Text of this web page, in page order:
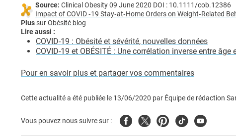
Source: Clinical Obesity 09 June 2020 DOI : 10.1111/cob.12386
Impact of COVID ‐19 Stay‐at‐Home Orders on Weight‐Related
PlussurObésité blog
Lire aussi :
COVID-19 : Obésité et sévérité, nouvelles données
COVID-19 et OBÉSITÉ : Une corrélation inverse entre âge
Pour en savoir plus et partager vos commentaires
Cette actualité a été publiée le 13/06/2020 par Équipe de rédaction
Vous pouvez nous suivre sur : FacebookTwitterPinterest
TiktokYoutube